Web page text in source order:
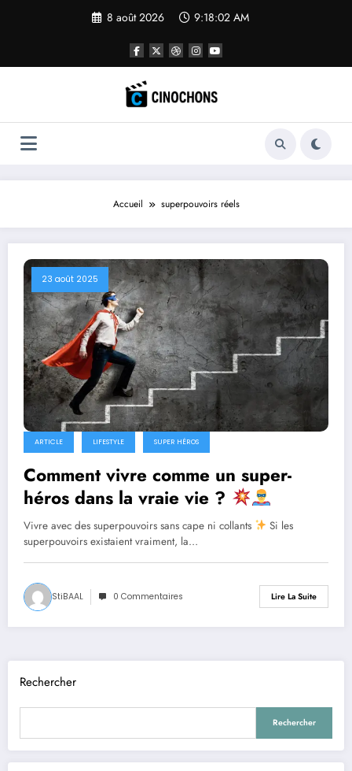
8 août 2026 9:18:03 AM
Accueil superpouvoirs réels
23 août 2025
ARTICLE LIFESTYLE SUPER HÉROS
Comment vivre comme un super-
héros dans la vraie vie ?
Vivre avec des superpouvoirs sans cape ni collants
Si les
superpouvoirs existaient vraiment, la…
StiBAAL 0 Commentaires Lire La Suite
Rechercher
Rechercher